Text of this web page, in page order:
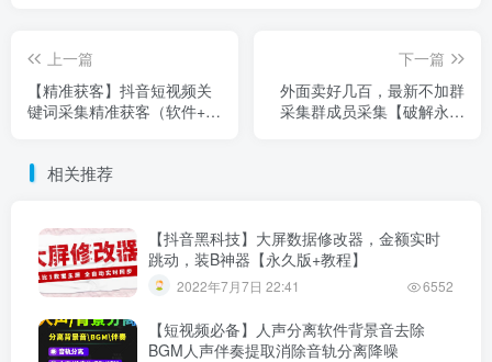
上一篇
【精准获客】抖音短视频关
键词采集精准获客（软件+视
下一篇
外面卖好几百，最新不加群
采集群成员采集【破解永久
相关推荐
【抖音黑科技】大屏数据修改器，金额实时
跳动，装B神器【永久版+教程】
2022年7月7日 22:41 6552
【短视频必备】人声分离软件背景音去除
BGM人声伴奏提取消除音轨分离降噪